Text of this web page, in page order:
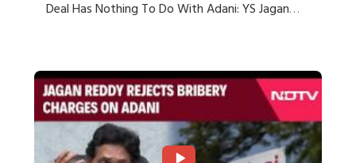
Deal Has Nothing To Do With Adani: YS Jagan